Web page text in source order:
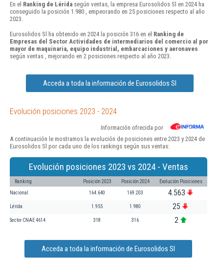
En el Ranking de Lérida según ventas, la empresa Eurosolidos Sl en 2024 ha
conseguido la posición 1.980 , empeorando en 25 posiciones respecto al año
2023.
Eurosolidos Sl ha obtenido en 2024 la posición 316 en el Ranking de
Empresas del Sector Actividades de intermediarios del comercio al por
mayor de maquinaria, equipo industrial, embarcaciones y aeronaves
según ventas , mejorando en 2 posiciones respecto al año 2023.
Acceda a toda la información de Eurosolidos Sl
Evolución posiciones 2023 - 2024
Información ofrecida por
A continuación le mostramos la evolución de posiciones entre 2023 y 2024 de
Eurosolidos Sl por cada uno de los rankings según sus ventas:
Evolución posiciones 2023 vs 2024 - Ventas
Ranking Posición 2023 Posición 2024 Evolución Posiciones
Nacional 164.640 169.203 4.563
Lérida 1.955 1.980 25
Sector CNAE 4614 318 316 2
Acceda a toda la información de Eurosolidos Sl